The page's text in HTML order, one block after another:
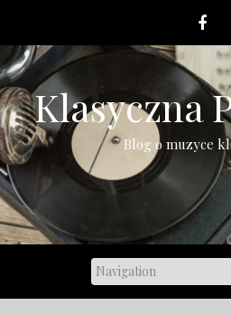
content
Klasyczna
Blog o muzyce